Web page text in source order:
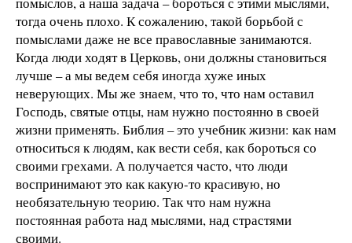
тогда очень плохо. К сожалению, такой борьбой с
помыслами даже не все православные занимаются.
Когда люди ходят в Церковь, они должны становиться
лучше – а мы ведем себя иногда хуже иных
неверующих. Мы же знаем, что то, что нам оставил
Господь, святые отцы, нам нужно постоянно в своей
жизни применять. Библия – это учебник жизни: как нам
относиться к людям, как вести себя, как бороться со
своими грехами. А получается часто, что люди
воспринимают это как какую-то красивую, но
необязательную теорию. Так что нам нужна
постоянная работа над мыслями, над страстями
своими.